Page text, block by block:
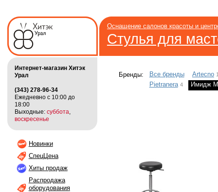
Оснащение салонов красоты и
Стулья для
Интернет-магазин Хитэк
Урал
(343) 278-96-34
Ежедневно с 10:00 до
18:00
Выходные: суббота
воскресенье
Новинки
СпецЦена
Хиты продаж
Распродажа
оборудования
Бренды: Все бренды Artecno
Pietranera 4 Имидж